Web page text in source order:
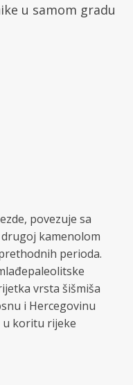
u samom gradu
povezuje sa
kamenolom
perioda.
vrsta šišmiša
i Hercegovinu
u koritu rijeke